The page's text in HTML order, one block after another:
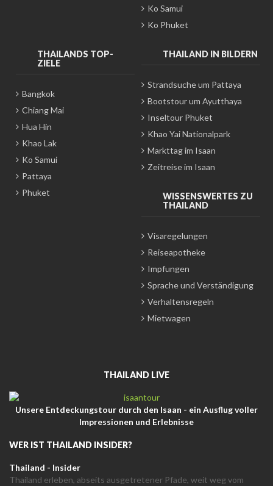
Ko Samui
Ko Phuket
THAILANDS TOP-
ZIELE
Bangkok
Chiang Mai
Hua Hin
Khao Lak
Ko Samui
Pattaya
Phuket
THAILAND IN BILDERN
Strandsuche um Pattaya
Bootstour um Ayutthaya
Inseltour Phuket
Khao Yai Nationalpark
Markttag im Isaan
Zeitreise im Isaan
WISSENSWERTES ZU
THAILAND
Visaregelungen
Reiseapotheke
Impfungen
Sprache und Verständigung
Verhaltensregeln
Mietwagen
THAILAND LIVE
Unsere Entdeckungstour durch den Isaan - ein Ausflug voller
Impressionen und Erlebnisse
WER IST THAILAND INSIDER?
Thailand - Insider
Thailand erleben, abseits ausgetretener Pfade, weit weg vom